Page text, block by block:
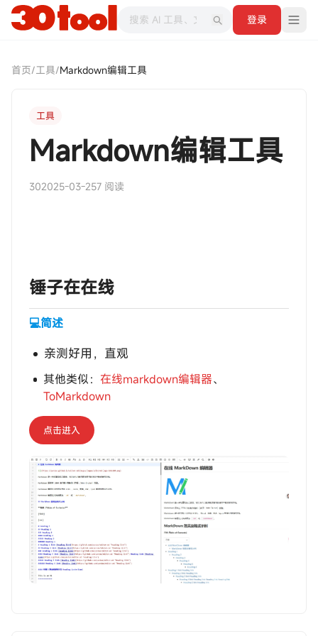
登录
首页/工具/Markdown编辑工具
工具
Markdown编辑工具
302025-03-257 阅读
‎‎‎‎‎‎‎ㅤ锤子在在线
💻简述
亲测好用，直观
其他类似： 在线markdown编辑器、
ToMarkdown
点击进入